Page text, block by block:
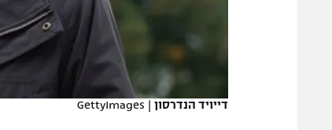
רשיון להקרנה פומבית לבית עסק
הצטרפות לחבילת הערוצים
המגזיןדייויד הנדרסון |
GettyImages